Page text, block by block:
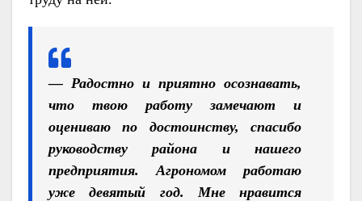
— Радостно и приятно осознавать,
что твою работу замечают и
оцениваю по достоинству, спасибо
руководству района и нашего
предприятия. Агрономом работаю
уже девятый год. Мне нравится